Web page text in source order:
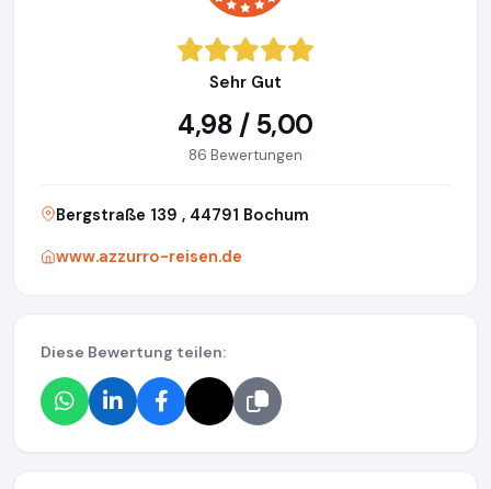
Sehr Gut
4,98 / 5,00
86 Bewertungen
Bergstraße 139 , 44791 Bochum
www.azzurro-reisen.de
Diese Bewertung teilen: